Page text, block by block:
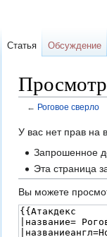
← Роговое сверло
Перейти
Перейти
У вас нет прав на
Запрошенное
Эта страница
Вы можете
Статья Обсуждение